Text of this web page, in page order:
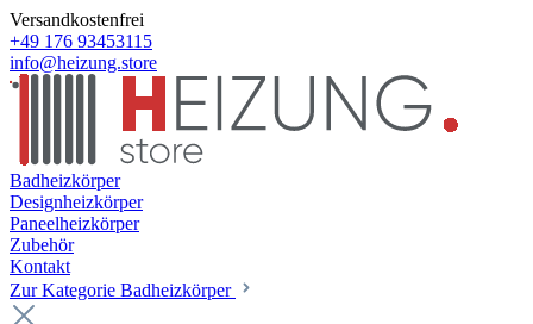
Versandkostenfrei
+49 176 93453115
info@heizung.store
Badheizkörper
Designheizkörper
Paneelheizkörper
Zubehör
Kontakt
Zur Kategorie Badheizkörper